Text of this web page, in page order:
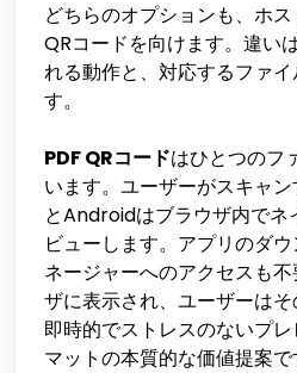
どちらのオプションも、ホ
QRコードを向けます。違い
れる動作と、対応するファ
す。
PDF QRコードはひとつのフ
います。ユーザーがスキャ
とAndroidはブラウザ内でネ
ビューします。アプリのダ
ネージャーへのアクセスも
ザに表示され、ユーザーは
即時的でストレスのないプ
マットの本質的な価値提案で